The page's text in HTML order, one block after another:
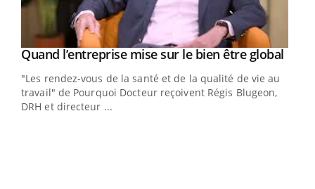
Youtube
Quand l’entreprise mise sur le bien être global
"Les rendez-vous de la santé et de la qualité de vie au
travail" de Pourquoi Docteur reçoivent Régis Blugeon,
DRH et directeur ...